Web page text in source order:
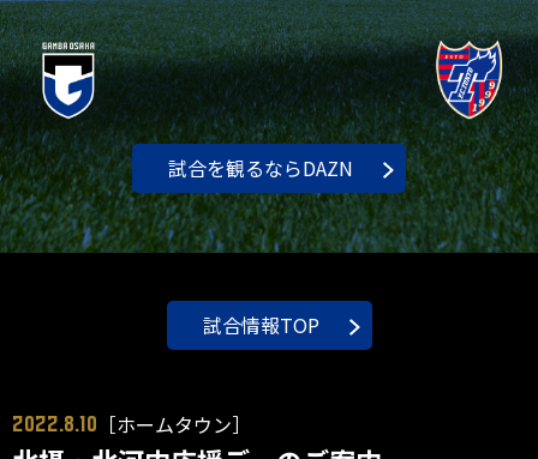
試合を観るならDAZN
試合情報TOP
2022.8.10 ［ホームタウン］